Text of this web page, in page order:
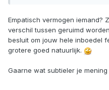
Empatisch vermogen iemand?
verschil tussen geruimd
besluit om jouw hele inboedel
grotere goed natuurlijk.
Gaarne wat subtieler je mening